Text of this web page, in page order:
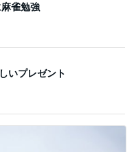
雀勉強
いプレゼント